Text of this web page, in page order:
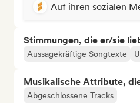
Auf ihren sozialen
Stimmungen, die er/sie
Aussagekräftige Songtexte
Musikalische Attribute,
Abgeschlossene Tracks